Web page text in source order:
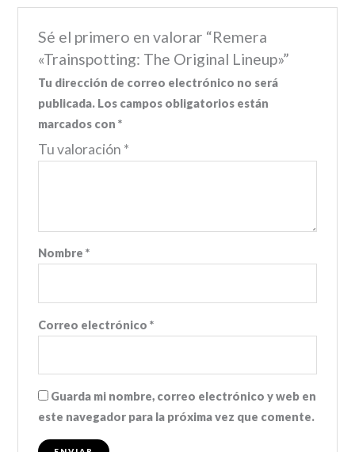
Sé el primero en valorar “Remera
«Trainspotting: The Original Lineup»”
Tu dirección de correo electrónico no será
publicada. Los campos obligatorios están
marcados con *
Tu valoración *
Nombre *
Correo electrónico *
Guarda mi nombre, correo electrónico y web en
este navegador para la próxima vez que comente.